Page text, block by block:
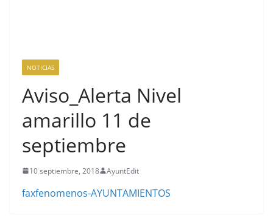
NOTICIAS
Aviso_Alerta Nivel
amarillo 11 de
septiembre
10 septiembre, 2018 AyuntEdit
faxfenomenos-AYUNTAMIENTOS